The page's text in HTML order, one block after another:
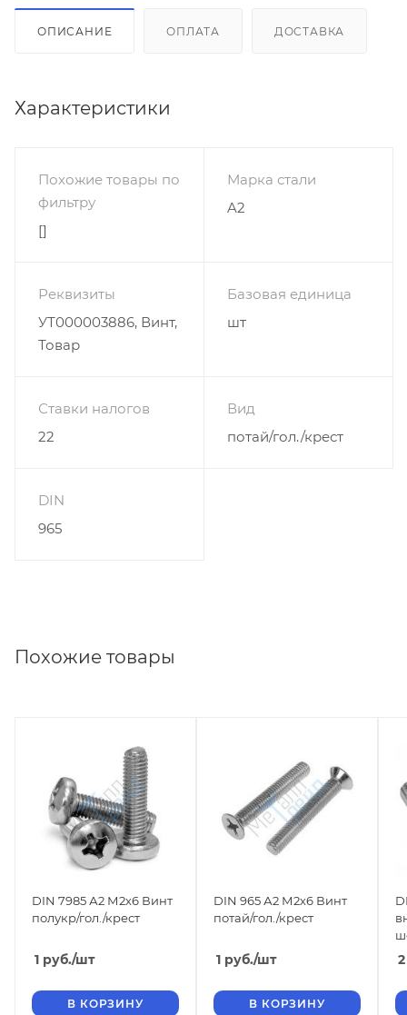
ОПИСАНИЕ ОПЛАТА ДОСТАВКА
Характеристики
Похожие товары по
фильтру
[]
Марка стали
A2
Реквизиты
УТ000003886, Винт,
Товар
Базовая единица
шт
Ставки налогов
22
Вид
потай/гол./крест
DIN
965
Похожие товары
DIN 7985 А2 М2х6 Винт
полукр/гол./крест
1 руб./шт
В КОРЗИНУ
DIN 965 А2 М2х6 Винт
потай/гол./крест
1 руб./шт
В КОРЗИНУ
2